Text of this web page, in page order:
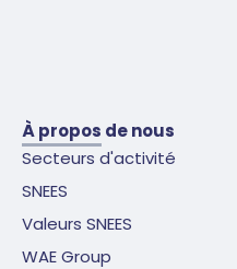
À propos de nous
Secteurs d'activité
SNEES
Valeurs SNEES
WAE Group